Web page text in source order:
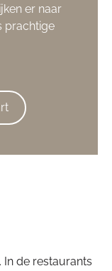
er naar
prachtige
de restaurants